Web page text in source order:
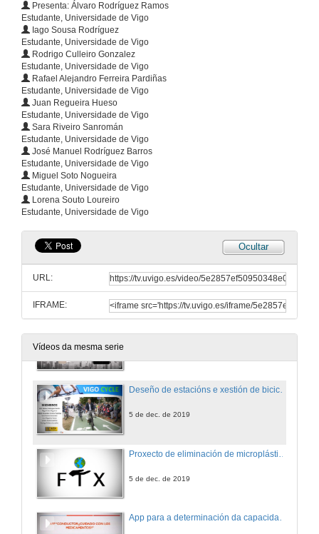
Presenta: Álvaro Rodríguez Ramos
Estudante, Universidade de Vigo
Iago Sousa Rodríguez
Estudante, Universidade de Vigo
Rodrigo Culleiro Gonzalez
Estudante, Universidade de Vigo
Rafael Alejandro Ferreira Pardiñas
Estudante, Universidade de Vigo
Juan Regueira Hueso
Estudante, Universidade de Vigo
Sara Riveiro Sanromán
Estudante, Universidade de Vigo
José Manuel Rodríguez Barros
Estudante, Universidade de Vigo
Miguel Soto Nogueira
Estudante, Universidade de Vigo
Lorena Souto Loureiro
Estudante, Universidade de Vigo
Ocultar
URL:
IFRAME:
Vídeos da mesma serie
5 de dec. de 2019
5 de dec. de 2019
5 de dec. de 2019
Deseño de estacións e xestión de bicicletas para uso público
5 de dec. de 2019
5 de dec. de 2019
App para a determinación da capacidade de condución cando se toman medicamentos